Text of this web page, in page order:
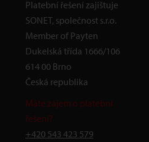
Platební řešení zajištuje
SONET, společnost s.r.o.
Member of Payten
Dukelská třída 1666/106
614 00 Brno
Česká republika
Máte zájem o platební
řešení?
+420 543 423 579